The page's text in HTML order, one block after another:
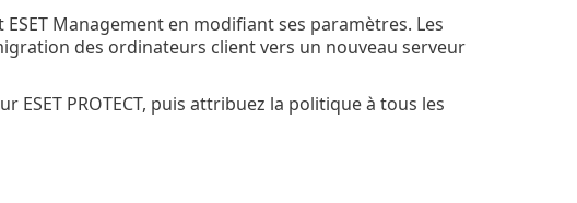
Management en modifiant ses paramètres. Les
des ordinateurs client vers un nouveau serveur
PROTECT, puis attribuez la politique à tous les